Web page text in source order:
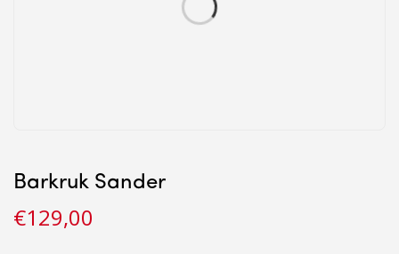
Barkruk Sander
€129,00